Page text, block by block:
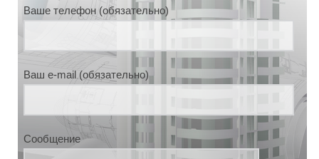
Ваше телефон (обязательно)
Ваш e-mail (обязательно)
Сообщение